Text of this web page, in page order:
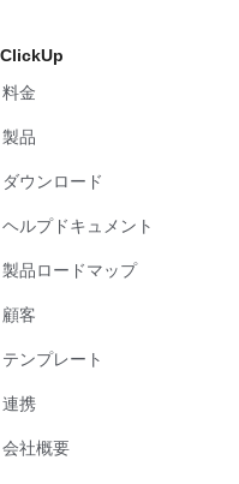
ClickUp
料金
製品
ダウンロード
ヘルプドキュメント
製品ロードマップ
顧客
テンプレート
連携
会社概要